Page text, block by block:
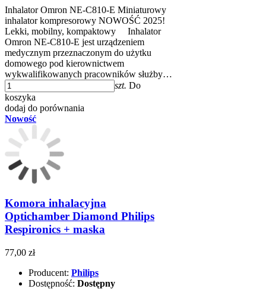
Inhalator Omron NE-C810-E Miniaturowy
inhalator kompresorowy NOWOŚĆ 2025!
Lekki, mobilny, kompaktowy Inhalator
Omron NE-C810-E jest urządzeniem
medycznym przeznaczonym do użytku
domowego pod kierownictwem
wykwalifikowanych pracowników służby…
szt. Do
koszyka
dodaj do porównania
Nowość
Komora inhalacyjna
Optichamber Diamond Philips
Respironics + maska
77,00 zł
Producent: Philips
Dostępność: Dostępny